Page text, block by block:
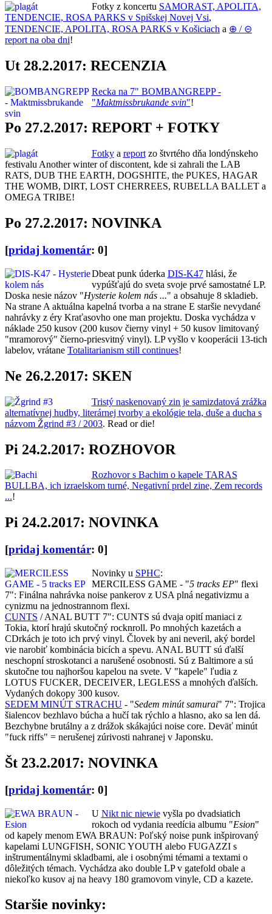
Fotky z koncertu SAMORAST, APOLITA,
TENDENCIE, ROSA PARKS v Spišskej Novej Vsi,
TENDENCIE, APOLITA, ROSA PARKS v Košiciach a ⊕ / ⊝
report na oba dni!
Ut 28.2.2017: RECENZIA
Recka na 7" BOMBANGREPP -
"Maktmissbrukande svin"!
Po 27.2.2017: REPORT + FOTKY
Fotkya reportzo štvrtého dňa londýnskeho
festivalu Another winter of discontent, kde si zahrali the LAB
RATS, DUB THE EARTH, DOGSHITE, the PUKES, HAGAR
THE WOMB, DIRT, LOST CHERREES, RUBELLA BALLET a
OMEGA TRIBE!
Po 27.2.2017: NOVINKA
[pridaj komentár: 0]
Dbeat punk úderka DIS-K47hlási, že
vypúšťajú do sveta svoje prvé samostatné LP.
Doska nesie názov "Hysterie kolem nás ..." a obsahuje 8 skladieb.
Na strane A aktuálna kapelná tvorba a na strane E staršie nevydané
nahrávky z éry Kraťasovho one man projektu. Doska vychádza v
náklade 250 kusov (200 kusov čierny vinyl + 50 kusov limitovaný
"mramorový" čierno-priesvitný vinyl). LP vyšlo v kooperácii 13-tich
labelov, vrátane Totalitarianism still continues!
Ne 26.2.2017: SKEN
Tristý naskenovaný zin je samizdatová zrážka
alternatívnej hudby, literárnej tvorby a ekológie tela, duše a ducha s
názvom Žgrind #3 / 2003. Read or die!
Pi 24.2.2017: ROZHOVOR
Rozhovor s Bachim o kapele TARAS
BULLBA, ich izraelskom turné, Negativní prdel zine, Zem records
...!
Pi 24.2.2017: NOVINKA
[pridaj komentár: 0]
Novinky u SPHC:
MERCILESS GAME - "5 tracks EP" flexi
7": Finálna nahrávka noise pankerov z USA plná negativizmu a
cynizmu na jednostrannom flexi.
CUNTS / ANAL BUTT 7": CUNTS sú dvaja opití maniaci z
Tokia, ktorí hrajú skutočný rocknroll. Po mnohých kazetách a
CDrkách je toto ich prvý vinyl. Človek by ani neveril, aký bordel
vie narobiť kombinácia bicích a spevu. ANAL BUTT sú ďalší
neschopní stroskotanci a narušené osobnosti. Sú z Baltimore a sú
skutočne tou najhoršou kapelou na svete. V "kapele" ľudia z
LOTUS FUCKER, DECEIVER, LEGLESS a mnohých ďalších.
Vydaných dokopy 300 kusov.
SEDEM MINÚT STRACHU - "Sedem minút samurai" 7": Trojica
šialencov bezhlavo búcha a hučí tak rýchlo a hlasno, ako sa len dá.
Bezchybne brutálny a z drážok skákajúci noise core. Deväť minút
"fuck riffs" = nerušenej zúrivosti nahranej v Japonsku.
Št 23.2.2017: NOVINKA
[pridaj komentár: 0]
U Nikt nic niewievyšla po dvadsiatich
rokoch od vydania reedícia albumu "Esion"
od kapely menom EWA BRAUN: Poľský noise punk inšpirovaný
kapelami LUNGFISH, SONIC YOUTH alebo FUGAZZI s
inštrumentálnymi skladbami, ale i osobnými témami a textami o
dôležitých témach. Vychádza ako double LP v gatefold obale a
niekoľko kusov aj na heavy 180 gramovom vinyle, CD a kazete.
Staršie novinky: